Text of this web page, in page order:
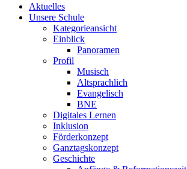
Aktuelles
Unsere Schule
Kategorieansicht
Einblick
Panoramen
Profil
Musisch
Altsprachlich
Evangelisch
BNE
Digitales Lernen
Inklusion
Förderkonzept
Ganztagskonzept
Geschichte